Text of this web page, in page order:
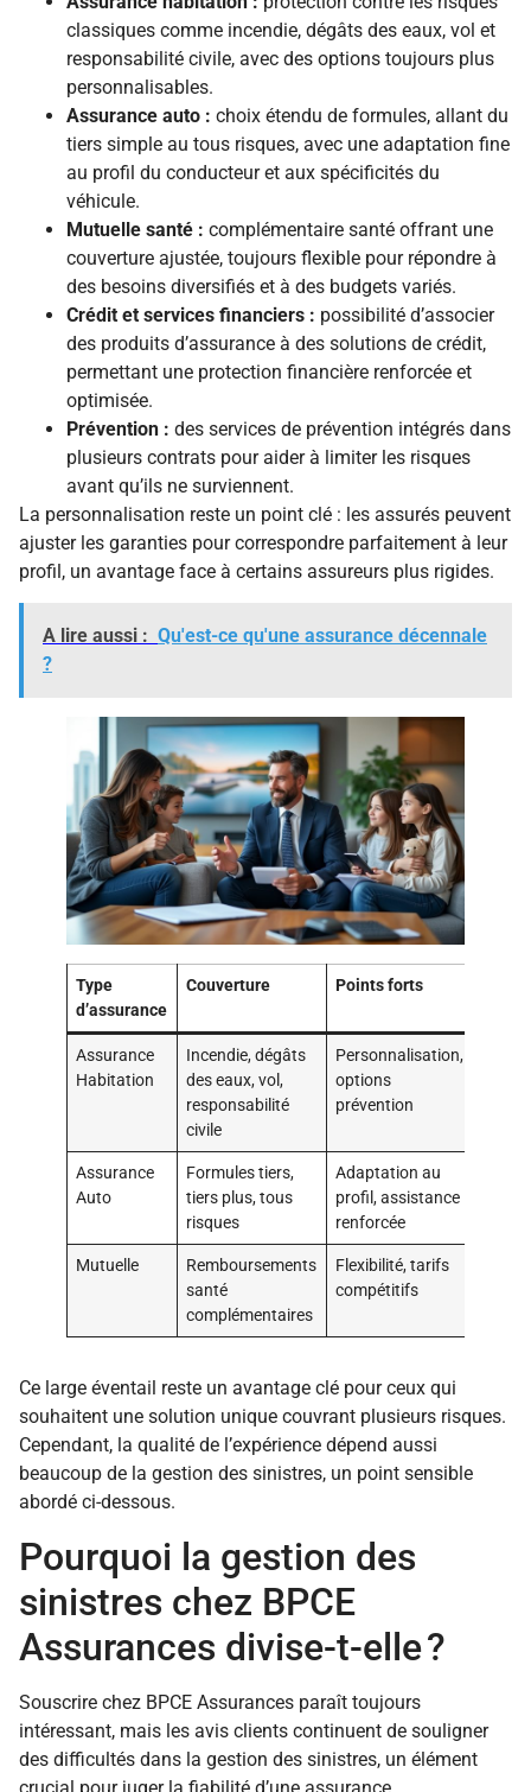
classiques comme incendie, dégâts des eaux, vol et
responsabilité civile, avec des options toujours plus
personnalisables.
Assurance auto : choix étendu de formules, allant du
tiers simple au tous risques, avec une adaptation fine
au profil du conducteur et aux spécificités du
véhicule.
Mutuelle santé : complémentaire santé offrant une
couverture ajustée, toujours flexible pour répondre à
des besoins diversifiés et à des budgets variés.
Crédit et services financiers : possibilité d’associer
des produits d’assurance à des solutions de crédit,
permettant une protection financière renforcée et
optimisée.
Prévention : des services de prévention intégrés dans
plusieurs contrats pour aider à limiter les risques
avant qu’ils ne surviennent.
La personnalisation reste un point clé : les assurés peuvent
ajuster les garanties pour correspondre parfaitement à leur
profil, un avantage face à certains assureurs plus rigides.
A lire aussi : Qu'est-ce qu'une assurance décennale
?
Type
d’assurance
Couverture Points forts
Assurance
Habitation
Incendie, dégâts
des eaux, vol,
responsabilité
civile
Personnalisation,
options
prévention
Assurance
Auto
Formules tiers,
tiers plus, tous
risques
Adaptation au
profil, assistance
renforcée
Mutuelle
Remboursements
santé
complémentaires
Flexibilité, tarifs
compétitifs
Ce large éventail reste un avantage clé pour ceux qui
souhaitent une solution unique couvrant plusieurs risques.
Cependant, la qualité de l’expérience dépend aussi
beaucoup de la gestion des sinistres, un point sensible
abordé ci-dessous.
Pourquoi la gestion des
sinistres chez BPCE
Assurances divise-t-elle ?
Souscrire chez BPCE Assurances paraît toujours
intéressant, mais les avis clients continuent de souligner
des difficultés dans la gestion des sinistres, un élément
crucial pour juger la fiabilité d’une assurance.